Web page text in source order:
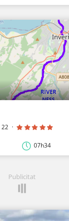
22 ·
07h34
Publicitat